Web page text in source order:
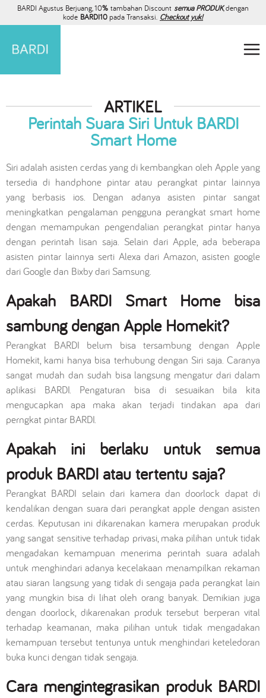
BARDI Agustus Berjuang, 10% tambahan Discount semua PRODUK, dengan
kode BARDI10pada Transaksi. Checkout yuk!
ARTIKEL
Perintah Suara Siri Untuk BARDI
Smart Home
Siri adalah asisten cerdas yang di kembangkan oleh Apple yang
tersedia di handphone pintar atau perangkat pintar lainnya
yang berbasis ios. Dengan adanya asisten pintar sangat
meningkatkan pengalaman pengguna perangkat smart home
dengan memampukan pengendalian perangkat pintar hanya
dengan perintah lisan saja. Selain dari Apple, ada beberapa
asisten pintar lainnya serti Alexa dari Amazon, asisten google
dari Google dan Bixby dari Samsung.
Apakah BARDI Smart Home bisa
sambung dengan Apple Homekit?
Perangkat BARDI belum bisa tersambung dengan Apple
Homekit, kami hanya bisa terhubung dengan Siri saja. Caranya
sangat mudah dan sudah bisa langsung mengatur dari dalam
aplikasi BARDI. Pengaturan bisa di sesuaikan bila kita
mengucapkan apa maka akan terjadi tindakan apa dari
perngkat pintar BARDI.
Apakah ini berlaku untuk semua
produk BARDI atau tertentu saja?
Perangkat BARDI selain dari kamera dan doorlock dapat di
kendalikan dengan suara dari perangkat apple dengan asisten
cerdas. Keputusan ini dikarenakan kamera merupakan produk
yang sangat sensitive terhadap privasi, maka pilihan untuk tidak
mengadakan kemampuan menerima perintah suara adalah
untuk menghindari adanya kecelakaan menampilkan rekaman
atau siaran langsung yang tidak di sengaja pada perangkat lain
yang mungkin bisa di lihat oleh orang banyak. Demikian juga
dengan doorlock, dikarenakan produk tersebut berperan vital
terhadap keamanan, maka pilihan untuk tidak mengadakan
kemampuan tersebut tentunya untuk menghindari keteledoran
buka kunci dengan tidak sengaja.
Cara mengintegrasikan produk BARDI